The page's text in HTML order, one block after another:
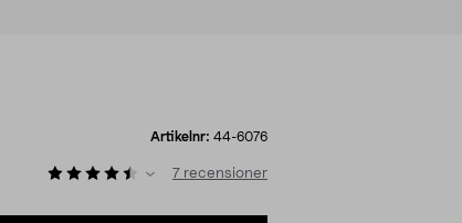
Artikelnr: 44-6076
7 recensioner